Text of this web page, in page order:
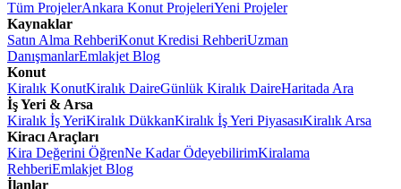
Tüm ProjelerAnkara Konut ProjeleriYeni Projeler
Kaynaklar
Satın Alma RehberiKonut Kredisi RehberiUzman
DanışmanlarEmlakjet Blog
Konut
Kiralık KonutKiralık DaireGünlük Kiralık DaireHaritada Ara
İş Yeri & Arsa
Kiralık İş YeriKiralık DükkanKiralık İş Yeri PiyasasıKiralık Arsa
Kiracı Araçları
Kira Değerini ÖğrenNe Kadar ÖdeyebilirimKiralama
RehberiEmlakjet Blog
İlanlar